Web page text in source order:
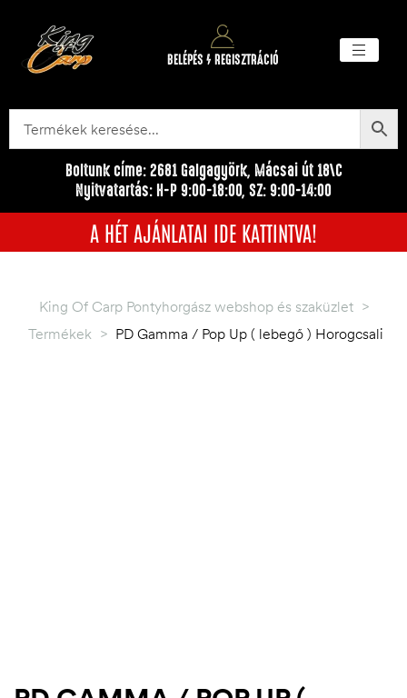
BELÉPÉS / REGISZTRÁCIÓ
Boltunk címe: 2681 Galgagyörk, Mácsai út 18\C
Nyitvatartás: H-P 9:00-18:00, SZ: 9:00-14:00
A HÉT AJÁNLATAI IDE KATTINTVA!
King Of Carp Pontyhorgász webshop és szaküzlet >
Termékek > PD Gamma / Pop Up ( lebegő ) Horogcsali